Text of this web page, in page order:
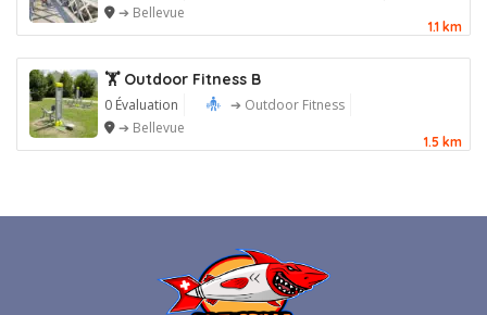
➔ Bellevue
1.1 km
🏋️ Outdoor Fitness B
0 Évaluation
➔ Outdoor Fitness
➔ Bellevue
1.5 km